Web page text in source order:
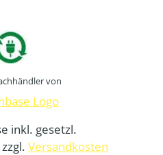
von
inkl. gesetzl.
Versandkosten